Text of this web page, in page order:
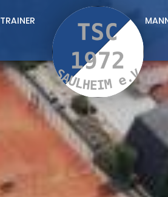
TRAINER